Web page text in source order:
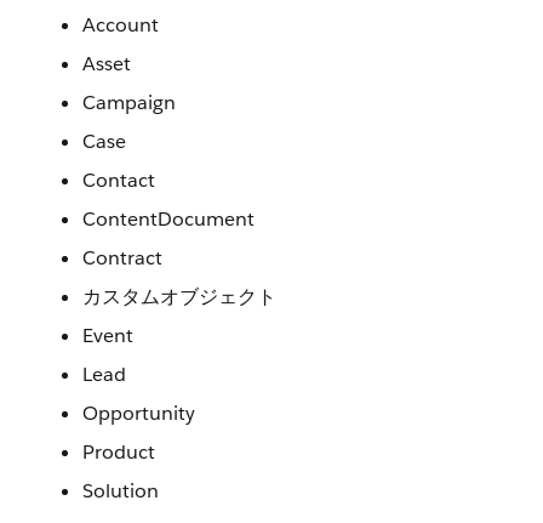
Account
Asset
Campaign
Case
Contact
ContentDocument
Contract
カスタムオブジェクト
Event
Lead
Opportunity
Product
Solution